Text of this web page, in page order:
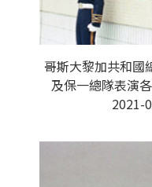
哥斯大黎加共和國
及保一總隊表演
2021-